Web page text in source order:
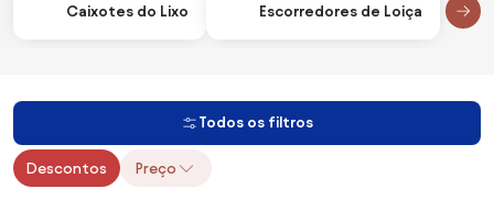
Caixotes do Lixo Escorredores de Loiça
Todos os filtros
Descontos Preço